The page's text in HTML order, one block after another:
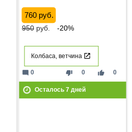
760 руб.
950руб. -20%
Колбаса, ветчина
thumb_down 0 thumb_up 0
mode_comment 0
Осталось 7дней